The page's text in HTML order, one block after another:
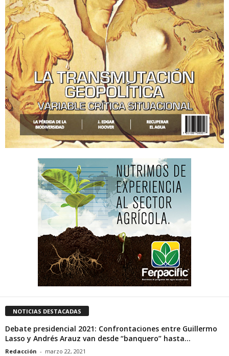
NOTICIAS DESTACADAS
Debate presidencial 2021: Confrontaciones entre Guillermo
Lasso y Andrés Arauz van desde “banquero” hasta...
Redacción - marzo 22, 2021